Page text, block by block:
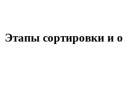
Этапы сортировки и